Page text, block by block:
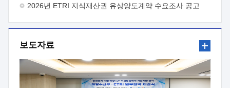
함.  신청자격: ETRI 협력기업 및 일반 ICT 중소기업*
당해 지원실적과 차기 지원계획을 평가하여 결정
 기업부담:
연봉의 40%  추진일정(1)희망기업 신청/접수(2)희망인력-
희망기업 매칭(3)현장조사/ 선정(심의)(4)협약체결(5)
기업파견8월 3일 ~ 14일 8월 17일 ~ 26일 9월초순 9월 중순
2026년 ETRI 지식재산권 유상양도계약 수요조사 공고
보도자료